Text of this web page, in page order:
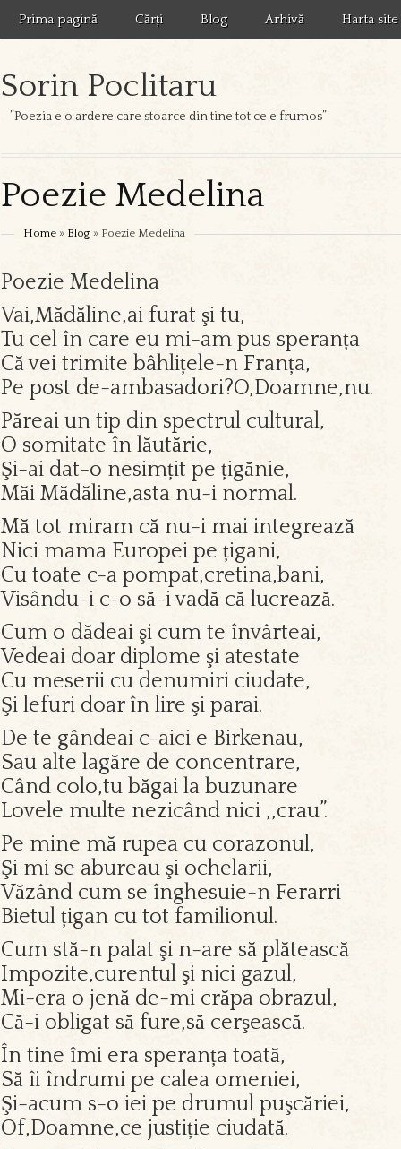
Prima pagină Cărți Blog Arhivă Harta site
Sorin Poclitaru
”Poezia e o ardere care stoarce din tine tot ce e frumos”
Poezie Medelina
Home » Blog » Poezie Medelina
Poezie Medelina
Vai,Mădăline,ai furat şi tu,
Tu cel în care eu mi-am pus speranța
Că vei trimite bâhlițele-n Franța,
Pe post de-ambasadori?O,Doamne,nu.
Păreai un tip din spectrul cultural,
O somitate în lăutărie,
Şi-ai dat-o nesimțit pe țigănie,
Măi Mădăline,asta nu-i normal.
Mă tot miram că nu-i mai integrează
Nici mama Europei pe țigani,
Cu toate c-a pompat,cretina,bani,
Visându-i c-o să-i vadă că lucrează.
Cum o dădeai şi cum te învârteai,
Vedeai doar diplome şi atestate
Cu meserii cu denumiri ciudate,
Şi lefuri doar în lire şi parai.
De te gândeai c-aici e Birkenau,
Sau alte lagăre de concentrare,
Când colo,tu băgai la buzunare
Lovele multe nezicând nici ,,crau”.
Pe mine mă rupea cu corazonul,
Şi mi se abureau şi ochelarii,
Văzând cum se înghesuie-n Ferarri
Bietul țigan cu tot familionul.
Cum stă-n palat şi n-are să plătească
Impozite,curentul şi nici gazul,
Mi-era o jenă de-mi crăpa obrazul,
Că-i obligat să fure,să cerşească.
În tine îmi era speranța toată,
Să îi îndrumi pe calea omeniei,
Şi-acum s-o iei pe drumul puşcăriei,
Of,Doamne,ce justiție ciudată.